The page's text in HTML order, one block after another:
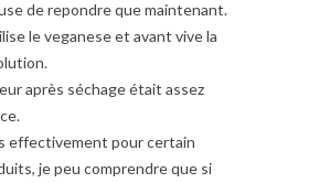
de repondre que maintenant.
le veganese et avant vive la
après séchage était assez
effectivement pour certain
je peu comprendre que si